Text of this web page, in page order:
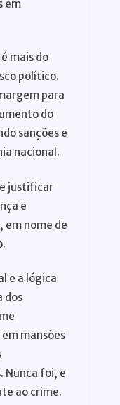
em
mais do
político.
para
do
sanções e
nacional.
justificar
e
nome de
e a lógica
dos
mansões
Nunca foi, e
ao crime.